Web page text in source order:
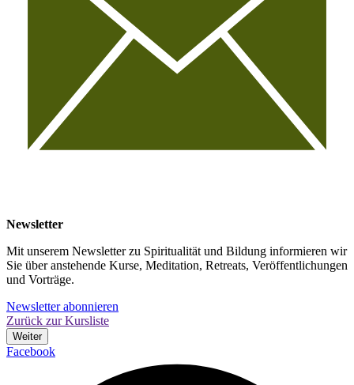
Newsletter
Mit unserem Newsletter zu Spiritualität und Bildung informieren wir
Sie über anstehende Kurse, Meditation, Retreats, Veröffentlichungen
und Vorträge.
Newsletter abonnieren
Zurück zur Kursliste
Weiter
Facebook